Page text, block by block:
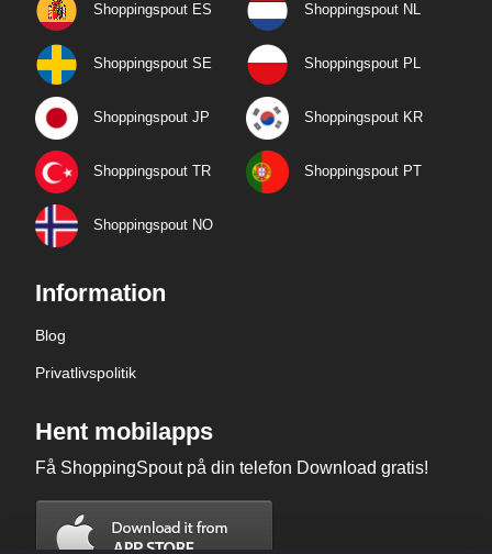
Shoppingspout ES Shoppingspout NL
Shoppingspout SE Shoppingspout PL
Shoppingspout JP Shoppingspout KR
Shoppingspout TR Shoppingspout PT
Shoppingspout NO
Information
Blog
Privatlivspolitik
Hent mobilapps
Få ShoppingSpout på din telefon Download gratis!